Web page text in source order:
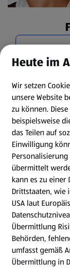
Heute im
Wir setzen
unsere Website
zu können.
beispielsweise
das Teilen auf
Einwilligung
übermittelt
kann es zu
Drittstaaten, wie
USA laut
Übermittlung
Behörden,
umfasst gemäß
Übermittlung in